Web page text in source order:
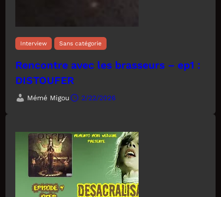
Interview Sans catégorie
Rencontre avec les brasseurs – ep1 :
DISTOUFER
Mémé Migou 2/22/2026